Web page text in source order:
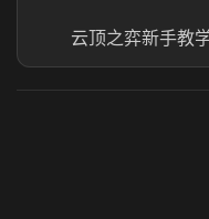
云顶之弈新手教